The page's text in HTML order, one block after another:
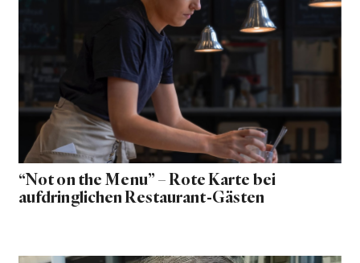
“Not on the Menu” – Rote Karte bei
aufdringlichen Restaurant-Gästen